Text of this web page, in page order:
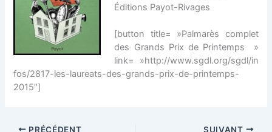
Éditions Payot-Rivages
[button title= »Palmarès complet
des Grands Prix de Printemps »
link= »http://www.sgdl.org/sgdl/in
fos/2817-les-laureats-des-grands-prix-de-printemps-
2015″]
PRÉCÉDENT SUIVANT